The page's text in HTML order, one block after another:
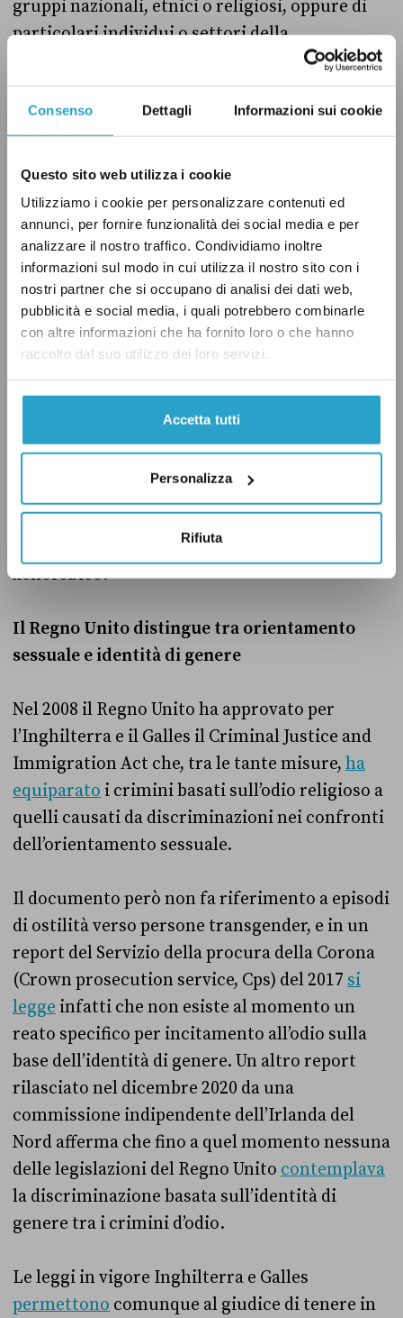
Consenso Dettagli Informazioni sui cookie
Questo sito web utilizza i cookie
Utilizziamo i cookie per personalizzare contenuti ed
annunci, per fornire funzionalità dei social media e per
analizzare il nostro traffico. Condividiamo inoltre
informazioni sul modo in cui utilizza il nostro sito con i
nostri partner che si occupano di analisi dei dati web,
pubblicità e social media, i quali potrebbero combinarle
con altre informazioni che ha fornito loro o che hanno
raccolto dal suo utilizzo dei loro servizi.
Accetta tutti
Personalizza
Rifiuta
gruppi nazionali, etnici o religiosi, oppure di
particolari individui o settori della
Le ultime due categorie, particolarmente
ampie e dai confini labili,potrebbero essere
interpretatea favore delle discriminazioni
basate su identità di genere, orientamento
sessuale o disabilità. A luglio 2020, per
esempio, un pastore protestante di Brema
stato denunciatoproprio per incitamento
dopo aver definito gli omosessuali come
«criminali» e l’omosessualità come «una forma
di degenerazione della società».
Il richiamo diretto all’omotransfobia non
compare neppure nell’articolo relativo alle
nel decidere la pena il tribunale dovrà tenere in
considerazione anche l’eventuale presenza di
motivi o obiettivi di stampo razzista o
xenofobico.
Il Regno Unito distingue tra orientamento
sessuale e identità di genere
Nel 2008 il Regno Unito ha approvato per
l’Inghilterra e il Galles il Criminal Justice and
Immigration Act che, tra le tante misure, ha
equiparato i crimini basati sull’odio religioso a
quelli causati da discriminazioni nei confronti
dell’orientamento sessuale.
Il documento però non fa riferimento a episodi
di ostilità verso persone transgender, e in un
report del Servizio della procura della Corona
(Crown prosecution service, Cps) del 2017 si
legge infatti che non esiste al momento un
reato specifico per incitamento all’odio sulla
base dell’identità di genere. Un altro report
rilasciato nel dicembre 2020 da una
commissione indipendente dell’Irlanda del
Nord afferma che fino a quel momento nessuna
delle legislazioni del Regno Unito contemplava
la discriminazione basata sull’identità di
genere tra i crimini d’odio.
Le leggi in vigore Inghilterra e Galles
permettono comunque al giudice di tenere in